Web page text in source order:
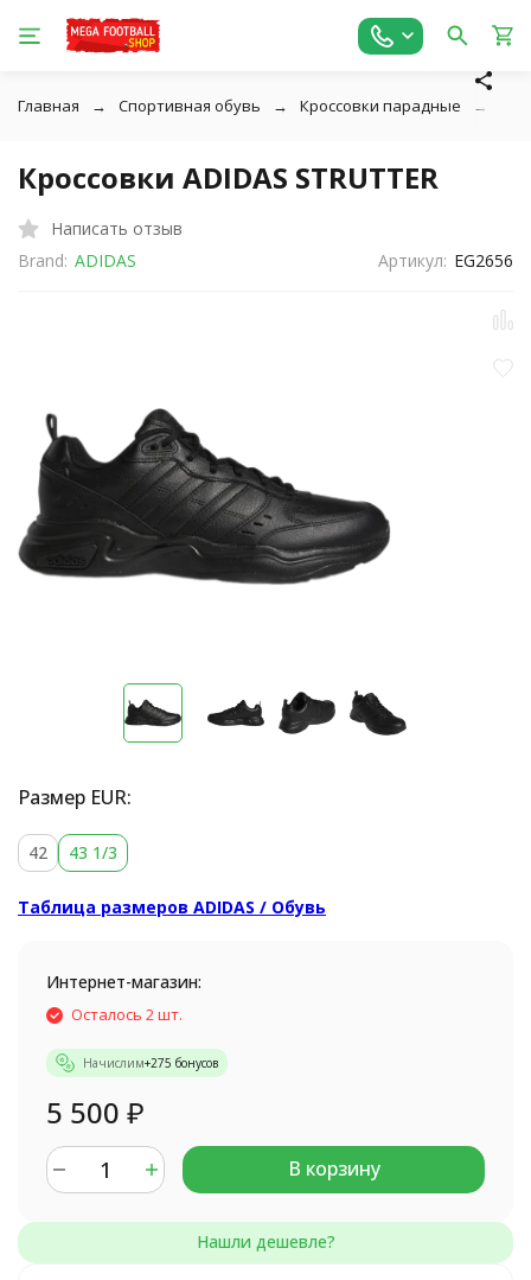
Главная Спортивная обувь Кроссовки парадные
Кроссовки ADIDAS STRUTTER
Написать отзыв
Brand: ADIDAS Артикул: EG2656
Размер EUR:
42 43 1/3
Таблица размеров ADIDAS / Обувь
Интернет-магазин:
Осталось 2 шт.
Начислим+275 бонусов
5 500 ₽
В корзину